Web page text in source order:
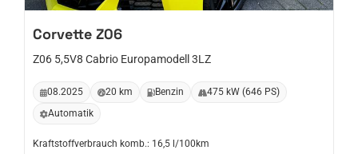
Corvette Z06
Z06 5,5V8 Cabrio Europamodell 3LZ
08.2025 20 km Benzin
475 kW (646 PS)
Automatik
Kraftstoffverbrauch komb.: 16,5 l/100km